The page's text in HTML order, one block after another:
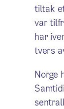
tiltak
var
har
tvers
Norge